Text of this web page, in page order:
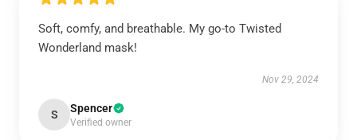
Soft, comfy, and breathable. My go-to Twisted
Wonderland mask!
Nov 29, 2024
S Spencer
Verified owner